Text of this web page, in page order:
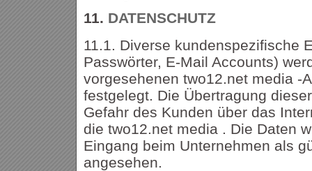
11. DATENSCHUTZ
11.1. Diverse kundenspezifische
Passwörter, E-Mail Accounts)
vorgesehenen two12.net media -
festgelegt. Die Übertragung
Gefahr des Kunden über das
die two12.net media . Die Daten
Eingang beim Unternehmen als
angesehen.